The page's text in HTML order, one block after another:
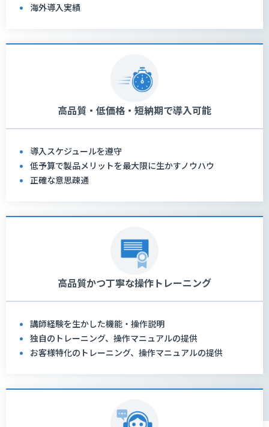
海外導入実績
高品質・低価格・短納期で導入可能
導入スケジュールを遵守
低予算で製品メリットを最大限に生かすノウハウ
正確な意思疎通
高品質かつ丁寧な操作トレーニング
講師経験を生かした機能・操作説明
独自のトレーニング、操作マニュアルの提供
お客様特化のトレーニング、操作マニュアルの提供